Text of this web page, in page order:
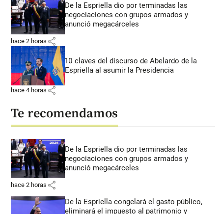
De la Espriella dio por terminadas las
negociaciones con grupos armados y
anunció megacárceles
hace 2 horas share
10 claves del discurso de Abelardo de la
Espriella al asumir la Presidencia
hace 4 horas share
Te recomendamos
De la Espriella dio por terminadas las
negociaciones con grupos armados y
anunció megacárceles
hace 2 horas share
De la Espriella congelará el gasto público,
eliminará el impuesto al patrimonio y